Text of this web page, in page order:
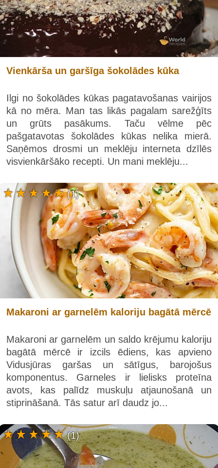
Vienkārša un garšīga šokolādes kūka
Ilgi no šokolādes kūkas pagatavošanas vairijos
kā no mēra. Man tas likās pagalam sarežģīts
un grūts pasākums. Taču vēlme pēc
pašgatavotas šokolādes kūkas nelika mierā.
Saņēmos drosmi un meklēju interneta dzīlēs
visvienkāršāko recepti. Un mani meklēju...
Makaroni ar garnelēm kaloriju bagātā mērcē
Makaroni ar garnelēm un saldo krējumu kaloriju
bagātā mērcē ir izcils ēdiens, kas apvieno
Vidusjūras garšas un sātīgus, barojošus
komponentus. Garneles ir lielisks proteīna
avots, kas palīdz muskuļu atjaunošanā un
stiprināšanā. Tās satur arī daudz jo...
(1)
(1)